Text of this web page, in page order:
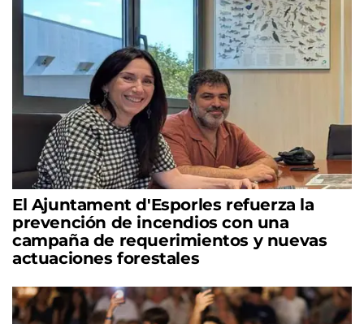
El Ajuntament d'Esporles refuerza la
prevención de incendios con una
campaña de requerimientos y nuevas
actuaciones forestales